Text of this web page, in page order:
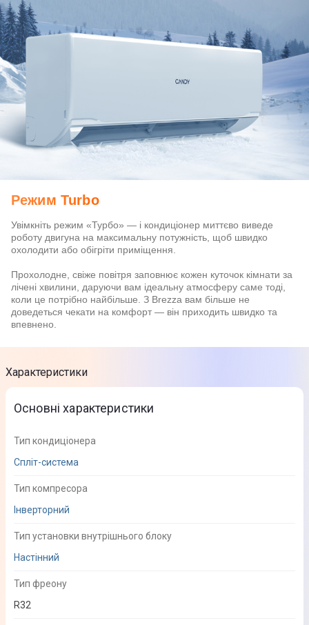
Режим Turbo
Увімкніть режим «Турбо» — і кондиціонер миттєво виведе
роботу двигуна на максимальну потужність, щоб швидко
охолодити або обігріти приміщення.
Прохолодне, свіже повітря заповнює кожен куточок кімнати за
лічені хвилини, даруючи вам ідеальну атмосферу саме тоді,
коли це потрібно найбільше. З Brezza вам більше не
доведеться чекати на комфорт — він приходить швидко та
впевнено.
Характеристики
Основні характеристики
Тип кондиціонера
Спліт-система
Тип компресора
Інверторний
Тип установки внутрішнього блоку
Настінний
Тип фреону
R32